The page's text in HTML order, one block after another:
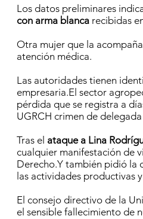
Los datos preliminares
con arma blanca recibidas
Otra mujer que la
atención médica.
Las autoridades tienen
empresaria.El sector
pérdida que se registra a
UGRCH crimen de
Tras el ataque a Lina
cualquier manifestación de
Derecho.Y también pidió la
las actividades productivas
El consejo directivo de la
el sensible fallecimiento de